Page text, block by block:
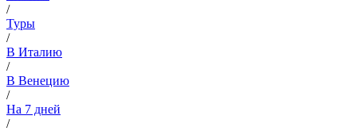
/
Туры
/
В Италию
/
В Венецию
/
На 7 дней
/